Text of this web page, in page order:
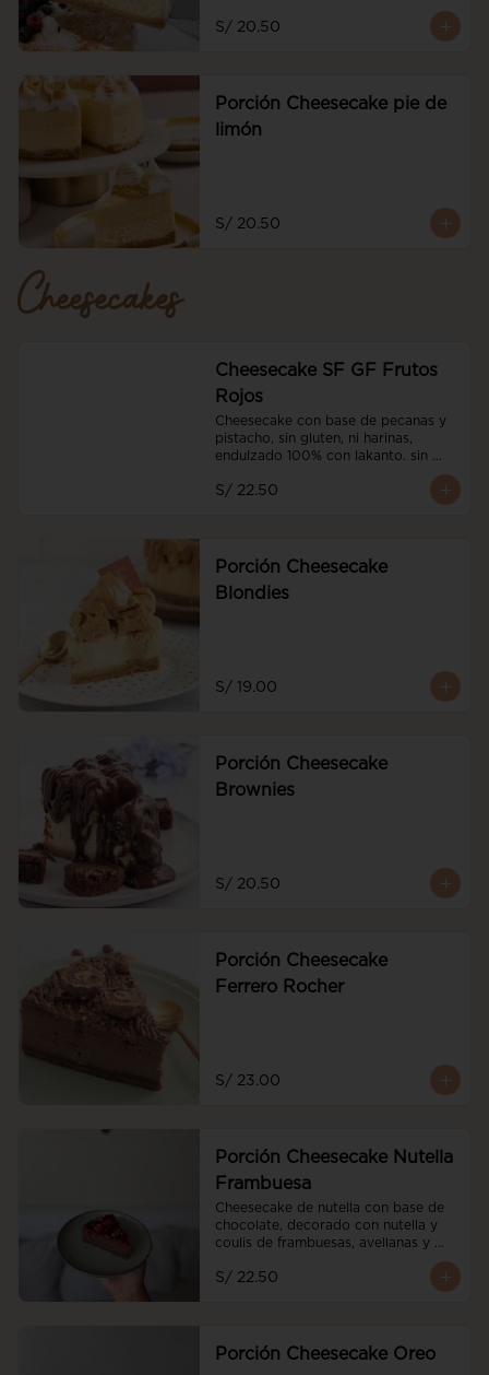
S/ 20.50
Porción Cheesecake pie de
limón
S/ 20.50
Cheesecakes
Cheesecake SF GF Frutos
Rojos
Cheesecake con base de pecanas y
pistacho, sin gluten, ni harinas,
endulzado 100% con lakanto. sin
azucar, con nuestro coulis sin azucar
de frutos rojos y frutos rojos
S/ 22.50
Porción Cheesecake
Blondies
S/ 19.00
Porción Cheesecake
Brownies
S/ 20.50
Porción Cheesecake
Ferrero Rocher
S/ 23.00
Porción Cheesecake Nutella
Frambuesa
Cheesecake de nutella con base de
chocolate, decorado con nutella y
coulis de frambuesas, avellanas y
S/ 22.50
Porción Cheesecake Oreo